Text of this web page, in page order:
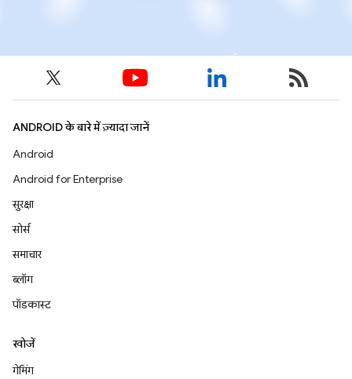
ANDROID के बारे में ज़्यादा जानें
Android
Android for Enterprise
सुरक्षा
सोर्स
समाचार
ब्लॉग
पॉडकास्ट
खोजें
गेमिंग